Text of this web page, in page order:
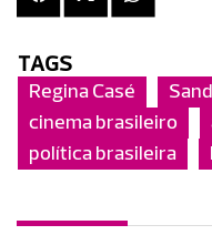
TAGS
Regina Casé
cinema brasileiro
política brasileira